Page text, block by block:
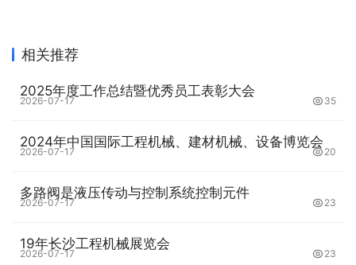
相关推荐
2025年度工作总结暨优秀员工表彰大会
2026-07-17 35
2024年中国国际工程机械、建材机械、设备博览会
2026-07-17 20
多路阀是液压传动与控制系统控制元件
2026-07-17 23
19年长沙工程机械展览会
2026-07-17 23